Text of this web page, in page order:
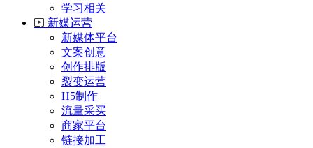
学习相关
新媒运营
新媒体平台
文案创意
创作排版
裂变运营
H5制作
流量采买
商家平台
链接加工